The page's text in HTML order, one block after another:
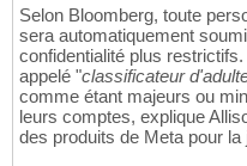
Selon Bloomberg, toute
sera automatiquement
confidentialité plus
appelé "classificateur
comme étant majeurs ou
leurs comptes, explique
des produits de Meta pour